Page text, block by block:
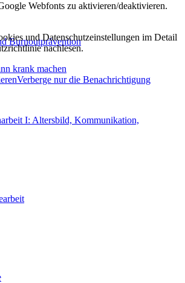
Burnoutprävention
I: Altersbild, Kommunikation,
Webfonts zu aktivieren/deaktivieren.
und Datenschutzeinstellungen im Detail
nachlesen.
krank machen
Verberge nur die Benachrichtigung